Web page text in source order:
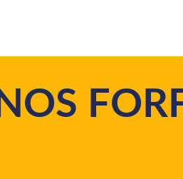
NOS